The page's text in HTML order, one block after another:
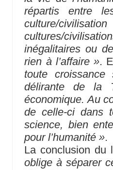
répartis entre
culture/
cultures/
inégalitaires ou
rien à l’affaire ».
toute
délirante de la
économique. Au
de celle-ci dans
science, bien
pour l’humanité ».
La conclusion
oblige à séparer